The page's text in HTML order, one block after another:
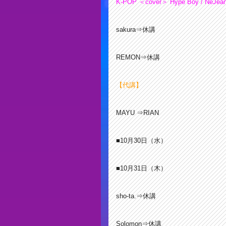
K-POP ＜cover＞ Hype Boy /
sakura⇒休講
REMON⇒休講
【代講】
MAYU ⇒RIAN
■10月30日（水）
■10月31日（木）
sho-ta.⇒休講
Solomon⇒休講